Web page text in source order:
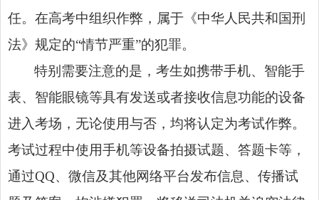
任。在高考中组织作弊，属于 《中华人民共和国刑
法》 规定的“情节严重”的犯罪。
特别需要注意的是，考生如携带手机、智能手
表、智能眼镜等具有发送或者接收信息功能的设备
进入考场，无论使用与否，均将认定为考试作弊。
考试过程中使用手机等设备拍摄试题、答题卡等，
通过QQ、微信及其他网络平台发布信息、传播试